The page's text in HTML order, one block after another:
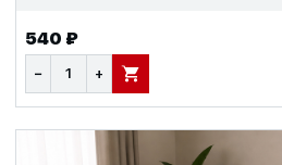
540 ₽
− + В КОРЗИНУ